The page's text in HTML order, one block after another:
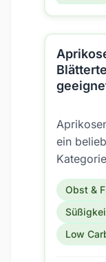
ein
Torten
undObst &
Low